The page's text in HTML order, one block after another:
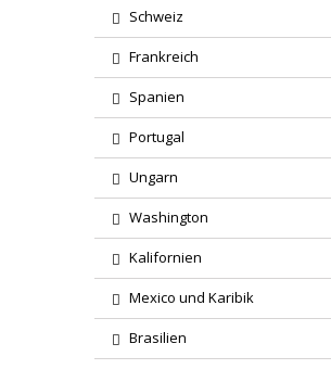
Schweiz
Frankreich
Spanien
Portugal
Ungarn
Washington
Kalifornien
Mexico und Karibik
Brasilien